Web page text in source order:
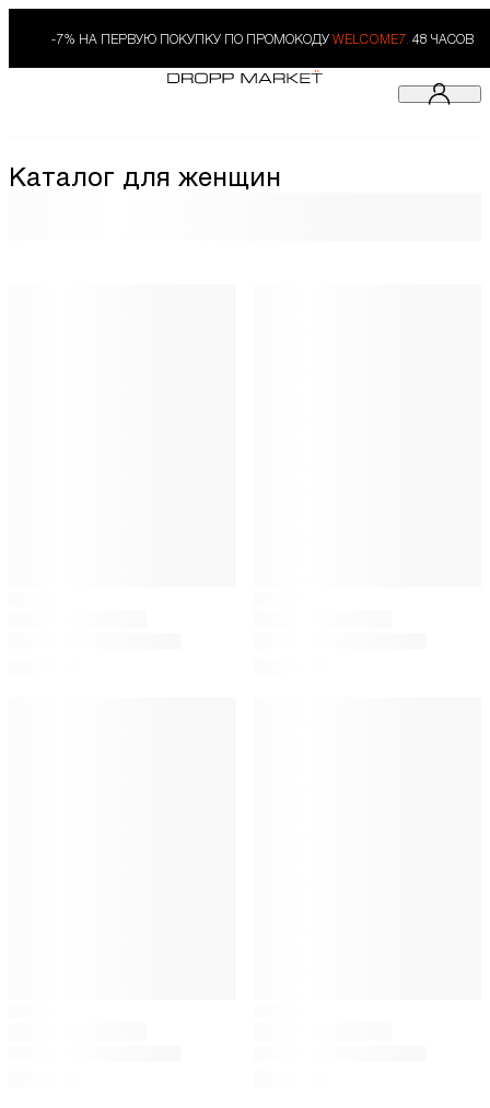
-7% НА ПЕРВУЮ ПОКУПКУ ПО ПРОМОКОДУ WELCOME7. 48 ЧАСОВ
Каталог для женщин